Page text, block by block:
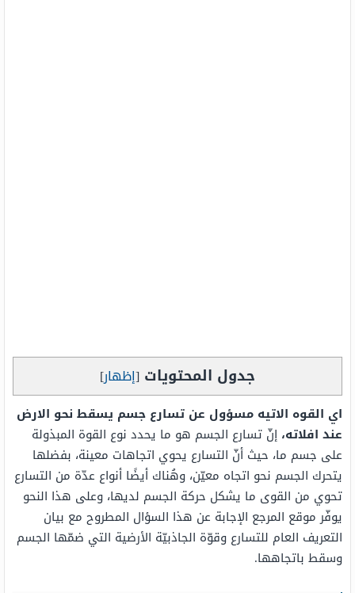
جدول المحتويات [إظهار]
اي القوه الاتيه مسؤول عن تسارع جسم يسقط نحو الارض
عند افلاته، إنّ تسارع الجسم هو ما يحدد نوع القوة المبذولة
على جسم ما، حيث أنّ التسارع يحوي اتجاهات معينة، بفضلها
يتحرك الجسم نحو اتجاه معيّن، وهُناك أيضًا أنواع عدّة من التسارع
تحوي من القوى ما يشكل حركة الجسم لديها، وعلى هذا النحو
يوفّر موقع المرجع الإجابة عن هذا السؤال المطروح مع بيان
التعريف العام للتسارع وقوّة الجاذبيّة الأرضية التي ضمّها الجسم
وسقط باتجاهها.